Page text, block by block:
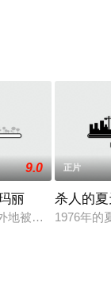
更多相关信息
住在一个小小
9.0
丽
地被揭开，心魔急
正片
杀人的
1976年的